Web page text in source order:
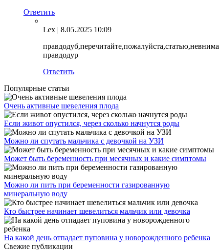
Ответить
Lex | 8.05.2025 10:09
правдодур
Ответить
Популярные статьи
Очень активные шевеления плода
Если живот опустился, через сколько начнутся роды
Можно ли спутать мальчика с девочкой на УЗИ
Может быть беременность при месячных и какие симптомы
Можно ли пить при беременности газированную
минеральную воду
Кто быстрее начинает шевелиться мальчик или девочка
На какой день отпадает пуповина у новорожденного ребенка
Свежие публикации